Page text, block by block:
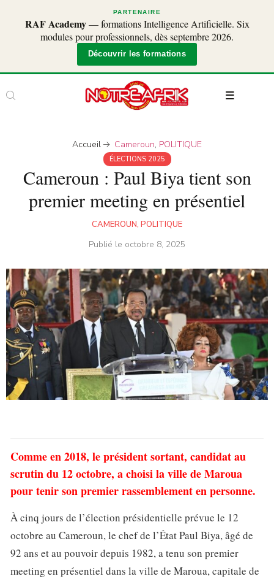
PARTENAIRE
RAF Academy— formations Intelligence Artificielle. Six
modules pour professionnels, dès septembre 2026.
Découvrir les formations
Accueil Cameroun, POLITIQUE
ÉLECTIONS 2025
Cameroun : Paul Biya tient son
premier meeting en présentiel
CAMEROUN, POLITIQUE
Publié le octobre 8, 2025
Comme en 2018, le président sortant, candidat au
scrutin du 12 octobre, a choisi la ville de Maroua
pour tenir son premier rassemblement en personne.
À cinq jours de l’élection présidentielle prévue le 12
octobre au Cameroun, le chef de l’État Paul Biya, âgé de
92 ans et au pouvoir depuis 1982, a tenu son premier
meeting en présentiel dans la ville de Maroua, capitale de